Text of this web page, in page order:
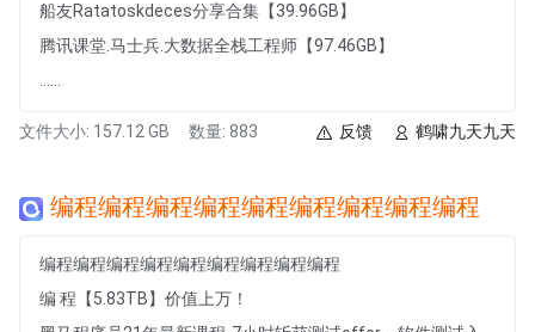
船友Ratatoskdeces分享合集【39.96GB】
腾讯课堂.马士兵.大数据全栈工程师【97.46GB】
文件大小: 157.12 GB 数量: 883 鹤啸九天九天
反馈
编程编程编程编程编程编程编程编程编程
编程编程编程编程编程编程编程编程编程
编 程【5.83TB】价值上万！